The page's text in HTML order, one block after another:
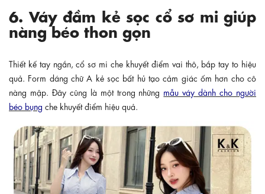
6. Váy đầm kẻ sọc cổ sơ mi giúp
nàng béo thon gọn
Thiết kế tay ngắn, cổ sơ mi che khuyết điểm vai thô, bắp tay to hiệu
quả. Form dáng chữ A kẻ sọc bất hủ tạo cảm giác ốm hơn cho cô
nàng mập. Đây cũng là một trong những mẫu váy dành cho người
béo bụng che khuyết điểm hiệu quả.